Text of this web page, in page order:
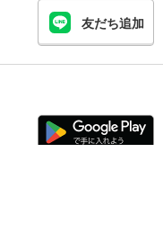
友だち追加